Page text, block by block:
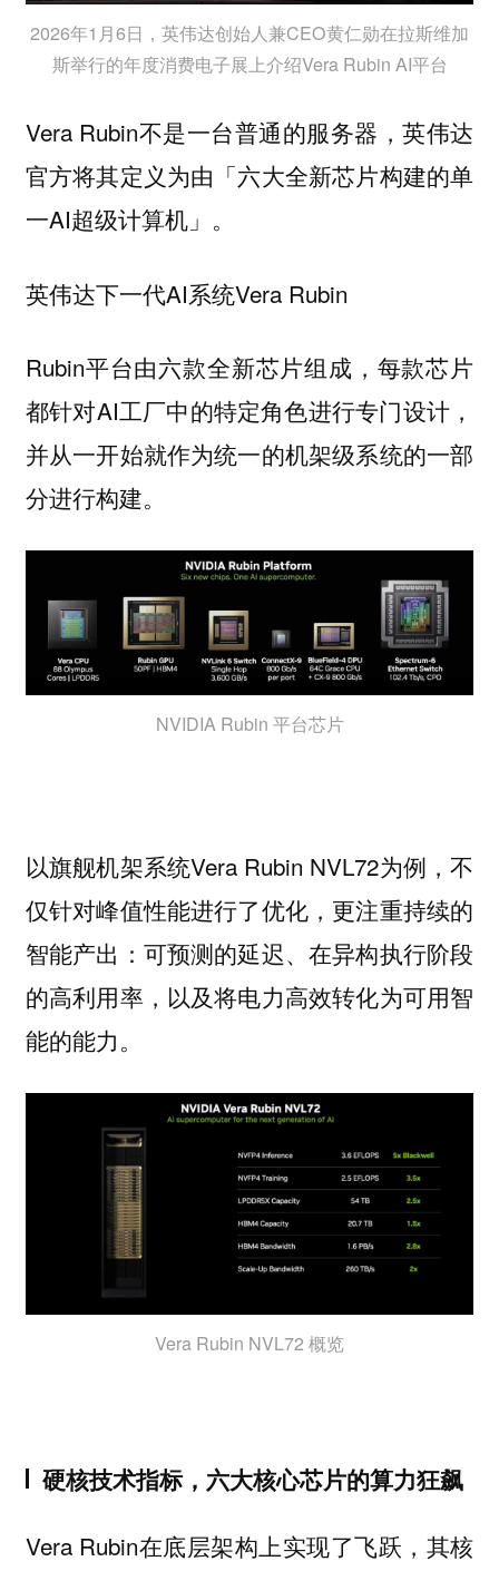
2026年1月6日，英伟达创始人兼CEO黄仁勋在拉斯维加
斯举行的年度消费电子展上介绍Vera Rubin AI平台
Vera Rubin不是一台普通的服务器，英伟达
官方将其定义为由「六大全新芯片构建的单
一AI超级计算机」。
英伟达下一代AI系统Vera Rubin
Rubin平台由六款全新芯片组成，每款芯片
都针对AI工厂中的特定角色进行专门设计，
并从一开始就作为统一的机架级系统的一部
分进行构建。
NVIDIA Rubin 平台芯片
以旗舰机架系统Vera Rubin NVL72为例，不
仅针对峰值性能进行了优化，更注重持续的
智能产出：可预测的延迟、在异构执行阶段
的高利用率，以及将电力高效转化为可用智
能的能力。
Vera Rubin NVL72 概览
硬核技术指标，六大核心芯片的算力狂飙
Vera Rubin在底层架构上实现了飞跃，其核